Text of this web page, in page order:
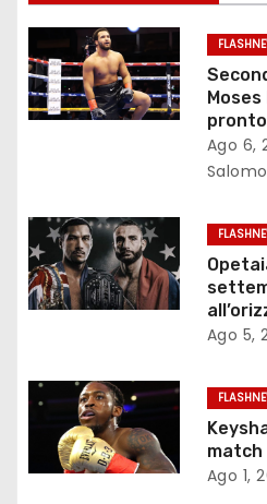
o
n
e
r
t
i
o
i
Ago 6,
Ago 5,
match
Ago 1,